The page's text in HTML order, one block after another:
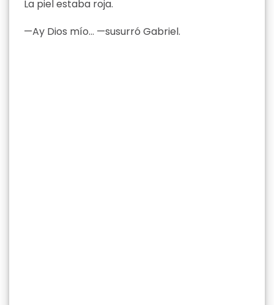
La piel estaba roja.
—Ay Dios mío… —susurró Gabriel.